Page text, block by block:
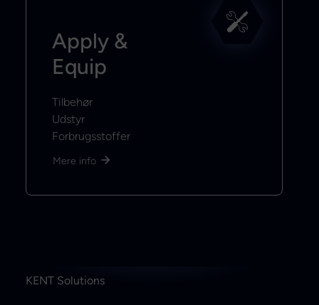
Apply &
Equip
Tilbehør
Udstyr
Forbrugsstoffer
Mere info
KENT Solutions